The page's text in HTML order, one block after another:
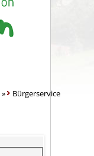
»
Bürgerservice